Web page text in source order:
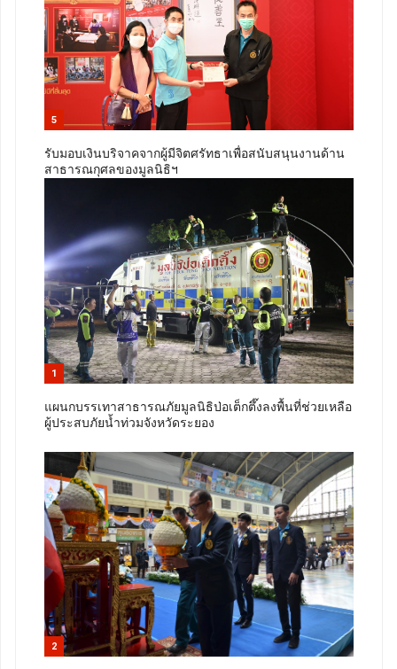
5
รับมอบเงินบริจาคจากผู้มีจิตศรัทธาเพื่อสนับสนุนงานด้าน
สาธารณกุศลของมูลนิธิฯ
1
แผนกบรรเทาสาธารณภัยมูลนิธิป่อเต็กตึ๊งลงพื้นที่ช่วยเหลือ
ผู้ประสบภัยน้ำท่วมจังหวัดระยอง
2